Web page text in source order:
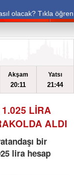
olacak? Tıkla öğren
Akşam
20:11
Yatsı
21:44
LİRA
ALDI
bir
lira hesap